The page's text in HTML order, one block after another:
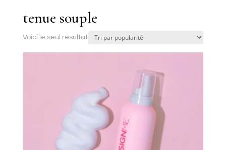
tenue souple
Voici le seul résultat